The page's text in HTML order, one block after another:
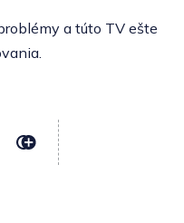
a túto TV ešte